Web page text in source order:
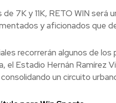
de 7K y 11K, RETO WIN
y aficionados que
recorrerán algunos de
el Estadio Hernán Ramírez
un circuito